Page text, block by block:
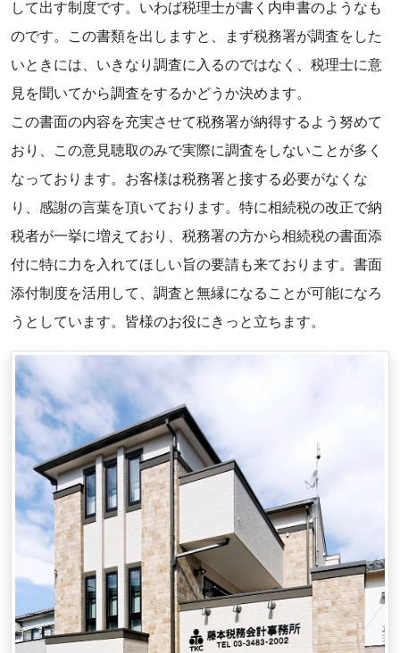
して出す制度です。いわば税理士が書く内申書のようなも
のです。この書類を出しますと、まず税務署が調査をした
いときには、いきなり調査に入るのではなく、税理士に意
見を聞いてから調査をするかどうか決めます。
この書面の内容を充実させて税務署が納得するよう努めて
おり、この意見聴取のみで実際に調査をしないことが多く
なっております。お客様は税務署と接する必要がなくな
り、感謝の言葉を頂いております。特に相続税の改正で納
税者が一挙に増えており、税務署の方から相続税の書面添
付に特に力を入れてほしい旨の要請も来ております。書面
添付制度を活用して、調査と無縁になることが可能になろ
うとしています。皆様のお役にきっと立ちます。